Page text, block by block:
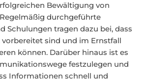
Bewältigung von
durchgeführte
Schulungen tragen dazu bei, dass
sind und im Ernstfall
können. Darüber hinaus ist es
festzulegen und
Informationen schnell und